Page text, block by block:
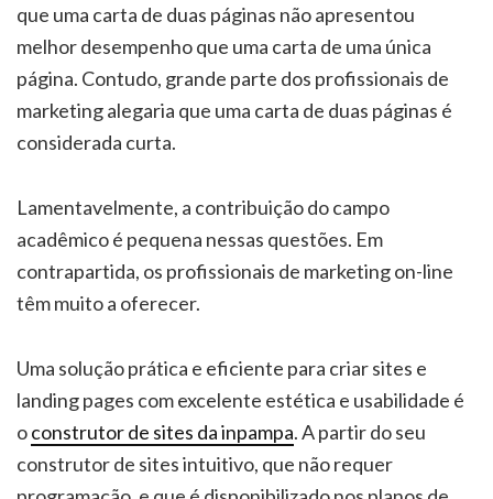
que uma carta de duas páginas não apresentou
melhor desempenho que uma carta de uma única
página. Contudo, grande parte dos profissionais de
marketing alegaria que uma carta de duas páginas é
considerada curta.
Lamentavelmente, a contribuição do campo
acadêmico é pequena nessas questões. Em
contrapartida, os profissionais de marketing on-line
têm muito a oferecer.
Uma solução prática e eficiente para criar sites e
landing pages com excelente estética e usabilidade é
oconstrutor de sites da inpampa. A partir do seu
construtor de sites intuitivo, que não requer